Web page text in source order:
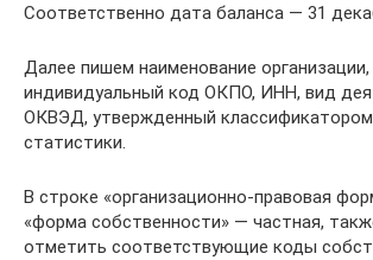
Соответственно дата баланса — 31
Далее пишем наименование организации,
индивидуальный код ОКПО, ИНН, вид
ОКВЭД, утвержденный классификатором
статистики.
В строке «организационно-правовая
«форма собственности» — частная,
отметить соответствующие коды